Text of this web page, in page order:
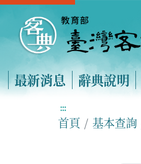
最新消息 辭典說明
:::
首頁 基本查詢